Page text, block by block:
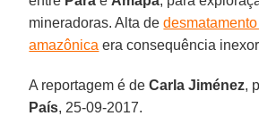
mineradoras. Alta de
amazônica era consequência
A reportagem é deCarla Jiménez,
País, 25-09-2017.